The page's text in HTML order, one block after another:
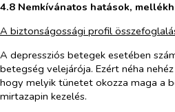
4.8 Nemkívánatos hatások,
A biztonságossági profil
A depressziós betegek esetében
betegség velejárója. Ezért néha
hogy melyik tünetet okozza maga a
mirtazapin kezelés.